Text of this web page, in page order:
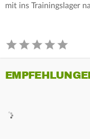
mit ins Trainingslager